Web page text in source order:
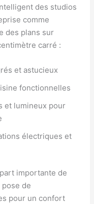
des studios
comme
des plans sur
carré :
et astucieux
fonctionnelles
et lumineux pour
électriques et
importante de
de
pour un confort